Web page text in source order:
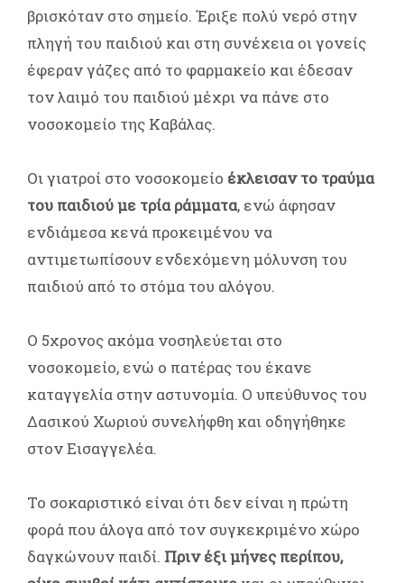
βρισκόταν στο σημείο. Έριξε πολύ νερό στην
πληγή του παιδιού και στη συνέχεια οι γονείς
έφεραν γάζες από το φαρμακείο και έδεσαν
τον λαιμό του παιδιού μέχρι να πάνε στο
νοσοκομείο της Καβάλας.
Οι γιατροί στο νοσοκομείο έκλεισαν το τραύμα
του παιδιού με τρία ράμματα, ενώ άφησαν
ενδιάμεσα κενά προκειμένου να
αντιμετωπίσουν ενδεχόμενη μόλυνση του
παιδιού από το στόμα του αλόγου.
Ο 5χρονος ακόμα νοσηλεύεται στο
νοσοκομείο, ενώ ο πατέρας του έκανε
καταγγελία στην αστυνομία. Ο υπεύθυνος του
Δασικού Χωριού συνελήφθη και οδηγήθηκε
στον Εισαγγελέα.
Το σοκαριστικό είναι ότι δεν είναι η πρώτη
φορά που άλογα από τον συγκεκριμένο χώρο
δαγκώνουν παιδί. Πριν έξι μήνες περίπου,